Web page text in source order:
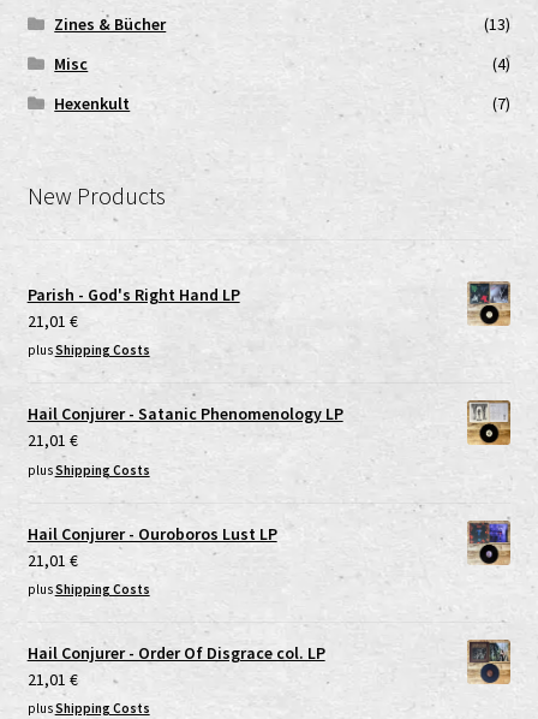
Zines & Bücher
(13)
Misc
(4)
Hexenkult
(7)
New Products
Parish - God's Right Hand LP
21,01 €
plusShipping Costs
Hail Conjurer - Satanic Phenomenology LP
21,01 €
plusShipping Costs
Hail Conjurer - Ouroboros Lust LP
21,01 €
plusShipping Costs
Hail Conjurer - Order Of Disgrace col. LP
21,01 €
plusShipping Costs